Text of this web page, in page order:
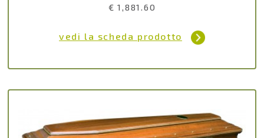
€ 1,881.60
vedi la scheda prodotto